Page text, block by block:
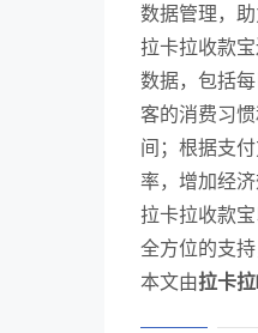
数据管理，
拉卡拉收款
数据，包括
客的消费习
间；根据支
率，增加经济
拉卡拉收款
全方位的支
本文由拉卡